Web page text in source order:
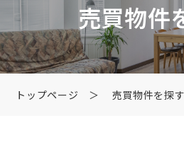
売買物件
トップページ ＞ 売買物件を探す